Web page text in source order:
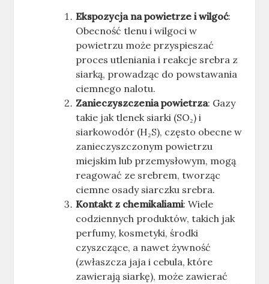
Ekspozycja na powietrze i wilgoć:
Obecność tlenu i wilgoci w
powietrzu może przyspieszać
proces utleniania i reakcje srebra z
siarką, prowadząc do powstawania
ciemnego nalotu.
Zanieczyszczenia powietrza: Gazy
takie jak tlenek siarki (SO₂) i
siarkowodór (H₂S), często obecne w
zanieczyszczonym powietrzu
miejskim lub przemysłowym, mogą
reagować ze srebrem, tworząc
ciemne osady siarczku srebra.
Kontakt z chemikaliami: Wiele
codziennych produktów, takich jak
perfumy, kosmetyki, środki
czyszczące, a nawet żywność
(zwłaszcza jaja i cebula, które
zawierają siarkę), może zawierać